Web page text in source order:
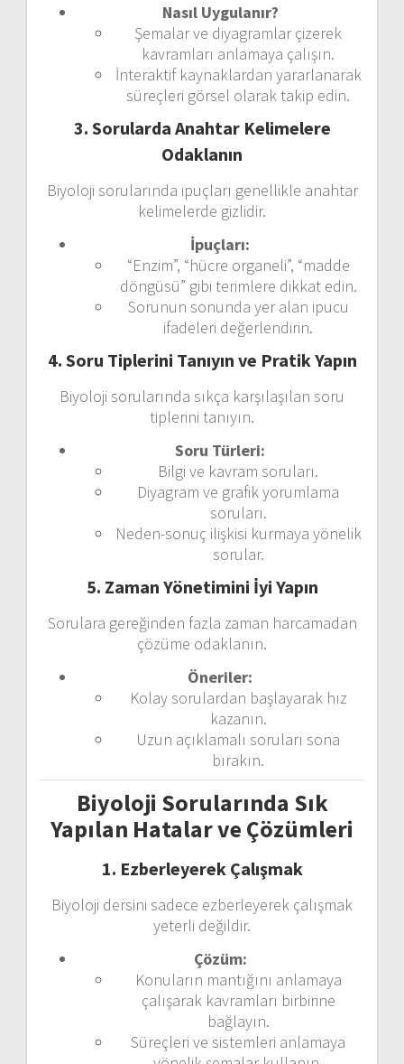
Nasıl Uygulanır?
Şemalar ve diyagramlar çizerek
kavramları anlamaya çalışın.
İnteraktif kaynaklardan yararlanarak
süreçleri görsel olarak takip edin.
3. Sorularda Anahtar Kelimelere
Odaklanın
Biyoloji sorularında ipuçları genellikle anahtar
kelimelerde gizlidir.
İpuçları:
“Enzim”, “hücre organeli”, “madde
döngüsü” gibi terimlere dikkat edin.
Sorunun sonunda yer alan ipucu
ifadeleri değerlendirin.
4. Soru Tiplerini Tanıyın ve Pratik Yapın
Biyoloji sorularında sıkça karşılaşılan soru
tiplerini tanıyın.
Soru Türleri:
Bilgi ve kavram soruları.
Diyagram ve grafik yorumlama
soruları.
Neden-sonuç ilişkisi kurmaya yönelik
sorular.
5. Zaman Yönetimini İyi Yapın
Sorulara gereğinden fazla zaman harcamadan
çözüme odaklanın.
Öneriler:
Kolay sorulardan başlayarak hız
kazanın.
Uzun açıklamalı soruları sona
bırakın.
Biyoloji Sorularında Sık
Yapılan Hatalar ve Çözümleri
1. Ezberleyerek Çalışmak
Biyoloji dersini sadece ezberleyerek çalışmak
yeterli değildir.
Çözüm:
Konuların mantığını anlamaya
çalışarak kavramları birbirine
bağlayın.
Süreçleri ve sistemleri anlamaya